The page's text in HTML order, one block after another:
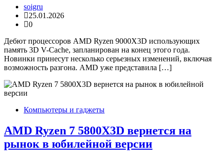
soigru
25.01.2026
0
Дебют процессоров AMD Ryzen 9000X3D использующих
память 3D V-Cache, запланирован на конец этого года.
Новинки принесут несколько серьезных изменений, включая
возможность разгона. AMD уже представила […]
Компьютеры и гаджеты
AMD Ryzen 7 5800X3D вернется на
рынок в юбилейной версии